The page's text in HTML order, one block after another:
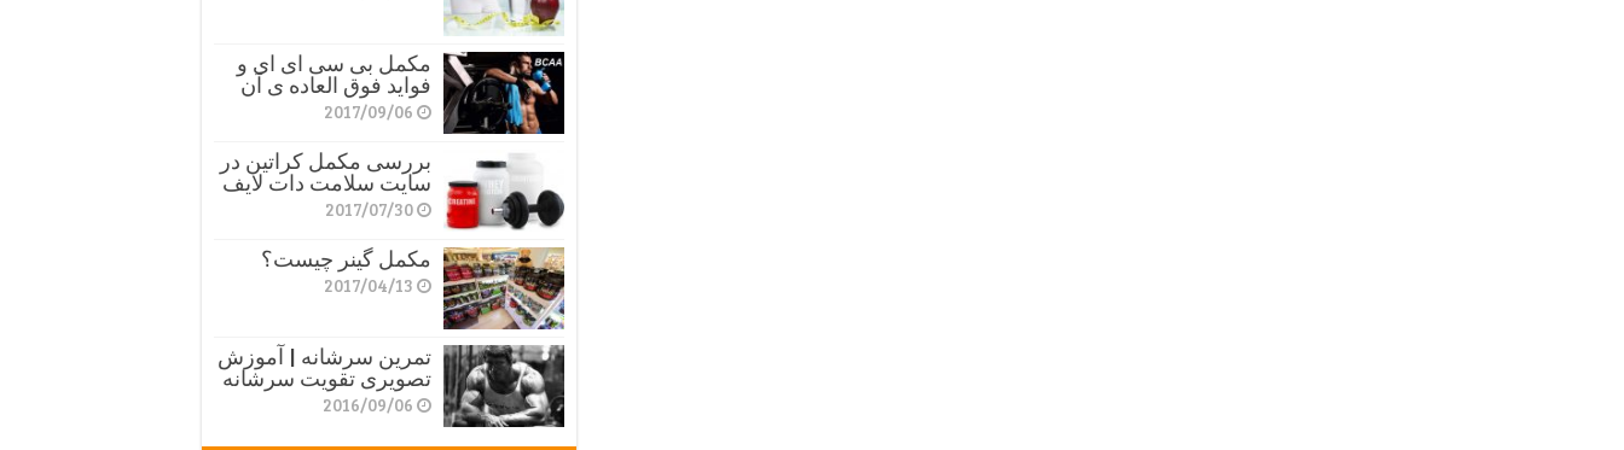
مکمل بی سی ای ای و
فواید فوق العاده ی آن
2017/09/06
بررسی مکمل کراتین در
سایت سلامت دات لایف
2017/07/30
مکمل گینر چیست؟
2017/04/13
تمرین سرشانه | آموزش
تصویری تقویت سرشانه
2016/09/06